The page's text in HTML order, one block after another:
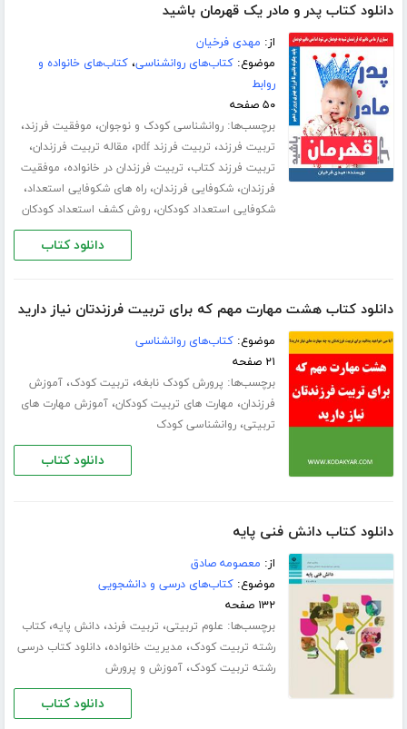
دانلود کتاب پدر و مادر یک قهرمان باشید
از: مهدی فرخیان
موضوع:کتاب‌های روانشناسی،کتاب‌های خانواده و
روابط
۵۰ صفحه
برچسب‌ها:روانشناسی کودک و نوجوان، موفقیت فرزند،
تربیت فرزند، تربیت فرزند pdf ، مقاله تربیت فرزندان،
تربیت فرزند کتاب، تربیت فرزندان در خانواده، موفقیت
فرزندان،شکوفایی فرزندان،راه های شکوفایی استعداد،
شکوفایی استعداد کودکان،روش کشف استعداد کودکان
دانلود کتاب
دانلود کتاب هشت مهارت مهم که برای تربیت فرزندتان نیاز دارید
موضوع:کتاب‌های روانشناسی
۲۱ صفحه
برچسب‌ها: پرورش کودک نابغه، تربیت کودک،آموزش
فرزندان، مهارت های تربیت کودکان،آموزش مهارت های
تربیتی،روانشناسی کودک
دانلود کتاب
دانلود کتاب دانش فنی پایه
از: معصومه صادق
موضوع:کتاب‌های درسی و دانشجویی
۱۳۲ صفحه
برچسب‌ها: علوم تربیتی، تربیت فرند،دانش پایه،کتاب
رشته تربیت کودک، مدیریت خانواده،دانلود کتاب درسی
رشته تربیت کودک،آموزش و پرورش
دانلود کتاب